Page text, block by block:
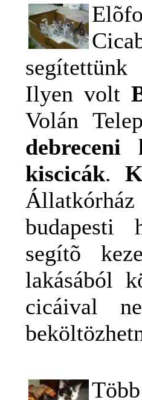
Ilyen volt
Volán
debreceni
kiscicák.
budapesti
segítõ
lakásából
cicáival